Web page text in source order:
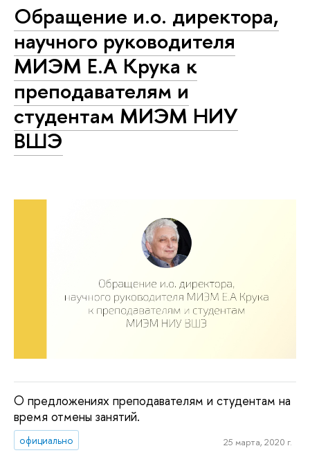
Обращение и.о. директора,
научного руководителя
МИЭМ Е.А Крука к
преподавателям и
студентам МИЭМ НИУ
ВШЭ
О предложениях преподавателям и студентам на
время отмены занятий.
официально 25 марта, 2020 г.